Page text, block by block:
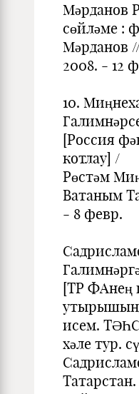
Мәрданов
сөйләме :
Мәрданов
2008. - 12
10.
[Россия
котлау] /
Рөстәм
Ватаным
- 8 февр.
[ТР ФАнең
исем.
хәле тур.